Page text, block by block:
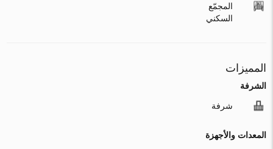
المجمّع
السكني
المميزات
الشرفة
شرفة
المعدات والأجهزة